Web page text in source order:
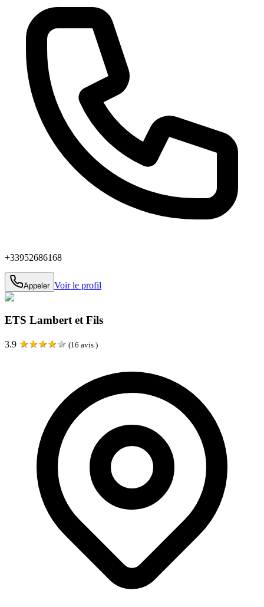
+33952686168
Appeler Voir le profil
ETS Lambert et Fils
3.9 ★★★★★ (16 avis )